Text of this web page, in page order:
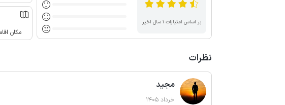
بر اساس امتیازات ۱ سال اخیر
مکان
نظرات
مجید
خرداد 1405